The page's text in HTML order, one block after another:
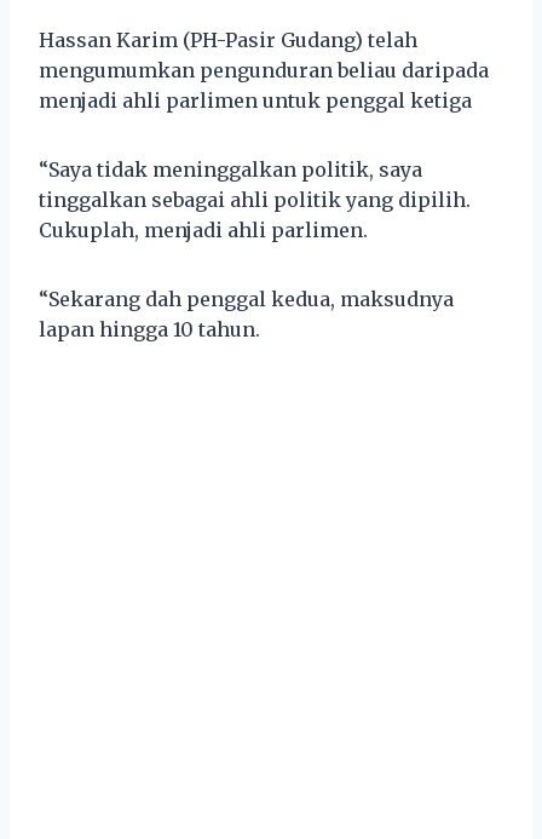
Hassan Karim (PH-Pasir Gudang) telah
mengumumkan pengunduran beliau daripada
menjadi ahli parlimen untuk penggal ketiga
“Saya tidak meninggalkan politik, saya
tinggalkan sebagai ahli politik yang dipilih.
Cukuplah, menjadi ahli parlimen.
“Sekarang dah penggal kedua, maksudnya
lapan hingga 10 tahun.